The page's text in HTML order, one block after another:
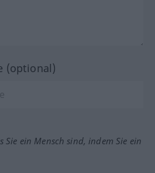
(optional)
Sie ein Mensch sind, indem Sie ein